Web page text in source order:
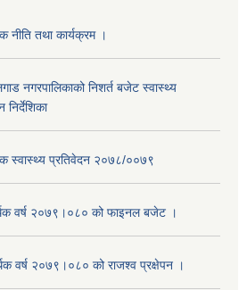
नीति तथा कार्यक्रम ।
नगरपालिकाको निशर्त बजेट स्वास्थ्य
स्वास्थ्य प्रतिवेदन २०७८/००७९
वर्ष २०७९।०८० को फाइनल बजेट ।
वर्ष २०७९।०८० को राजश्व प्रक्षेपन ।